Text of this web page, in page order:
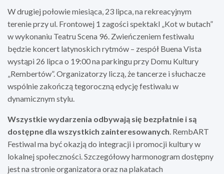
W drugiej połowie miesiąca, 23 lipca, na rekreacyjnym
terenie przy ul. Frontowej 1 zagości spektakl „Kot w butach”
w wykonaniu Teatru Scena 96. Zwieńczeniem festiwalu
będzie koncert latynoskich rytmów – zespół Buena Vista
wystąpi 26 lipca o 19:00 na parkingu przy Domu Kultury
„Rembertów”. Organizatorzy liczą, że tancerze i słuchacze
wspólnie zakończą tegoroczną edycję festiwalu w
dynamicznym stylu.
Wszystkie wydarzenia odbywają się bezpłatnie i są
dostępne dla wszystkich zainteresowanych. RembART
Festiwal ma być okazją do integracji i promocji kultury w
lokalnej społeczności. Szczegółowy harmonogram dostępny
jest na stronie organizatora oraz na plakatach